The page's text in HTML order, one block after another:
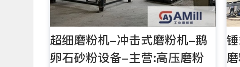
超细磨粉机-冲击式磨粉机-鹅
卵石砂粉设备-主营:高压磨粉